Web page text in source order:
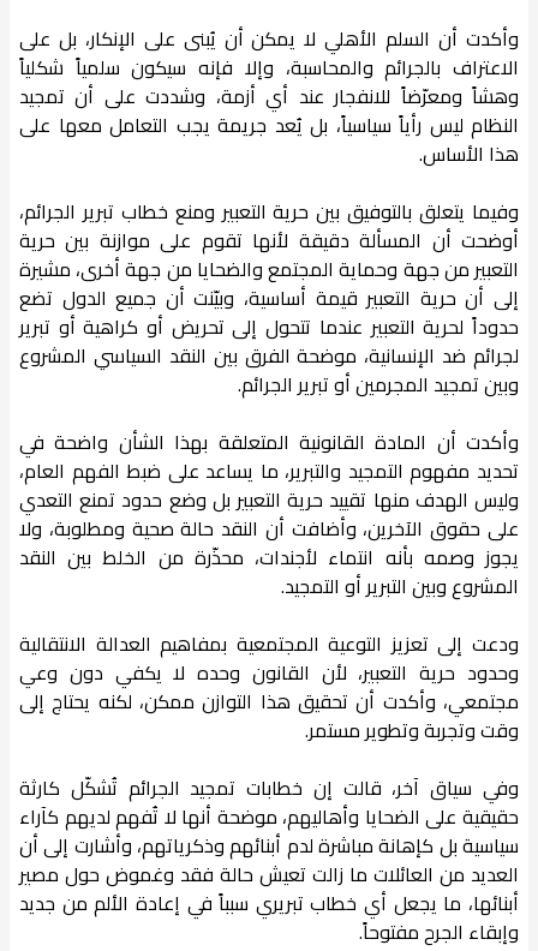
وأكدت أن السلم الأهلي لا يمكن أن يُبنى على الإنكار، بل على
الاعتراف بالجرائم والمحاسبة، وإلا فإنه سيكون سلمياً شكلياً
وهشاً ومعرّضاً للانفجار عند أي أزمة، وشددت على أن تمجيد
النظام ليس رأياً سياسياً، بل يُعد جريمة يجب التعامل معها على
هذا الأساس.
وفيما يتعلق بالتوفيق بين حرية التعبير ومنع خطاب تبرير الجرائم،
أوضحت أن المسألة دقيقة لأنها تقوم على موازنة بين حرية
التعبير من جهة وحماية المجتمع والضحايا من جهة أخرى، مشيرة
إلى أن حرية التعبير قيمة أساسية، وبيّنت أن جميع الدول تضع
حدوداً لحرية التعبير عندما تتحول إلى تحريض أو كراهية أو تبرير
لجرائم ضد الإنسانية، موضحة الفرق بين النقد السياسي المشروع
وبين تمجيد المجرمين أو تبرير الجرائم.
وأكدت أن المادة القانونية المتعلقة بهذا الشأن واضحة في
تحديد مفهوم التمجيد والتبرير، ما يساعد على ضبط الفهم العام،
وليس الهدف منها تقييد حرية التعبير بل وضع حدود تمنع التعدي
على حقوق الآخرين، وأضافت أن النقد حالة صحية ومطلوبة، ولا
يجوز وصمه بأنه انتماء لأجندات، محذّرة من الخلط بين النقد
المشروع وبين التبرير أو التمجيد.
ودعت إلى تعزيز التوعية المجتمعية بمفاهيم العدالة الانتقالية
وحدود حرية التعبير، لأن القانون وحده لا يكفي دون وعي
مجتمعي، وأكدت أن تحقيق هذا التوازن ممكن، لكنه يحتاج إلى
وقت وتجربة وتطوير مستمر.
وفي سياق آخر، قالت إن خطابات تمجيد الجرائم تُشكّل كارثة
حقيقية على الضحايا وأهاليهم، موضحة أنها لا تُفهم لديهم كآراء
سياسية بل كإهانة مباشرة لدم أبنائهم وذكرياتهم، وأشارت إلى أن
العديد من العائلات ما زالت تعيش حالة فقد وغموض حول مصير
أبنائها، ما يجعل أي خطاب تبريري سبباً في إعادة الألم من جديد
وإبقاء الجرح مفتوحاً.